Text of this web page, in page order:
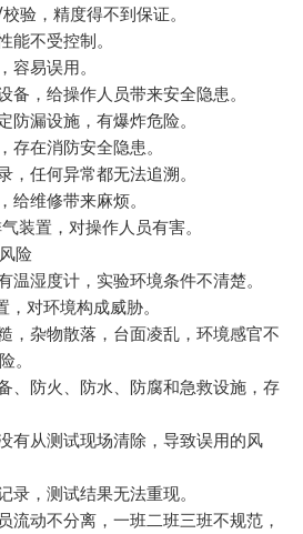
验，精度得不到保证。
不受控制。
易误用。
备，给操作人员带来安全隐患。
漏设施，有爆炸危险。
在消防安全隐患。
任何异常都无法追溯。
维修带来麻烦。
装置，对操作人员有害。
险
温湿度计，实验环境条件不清楚。
对环境构成威胁。
，杂物散落，台面凌乱，环境感官不
。
、防火、防水、防腐和急救设施，存
有从测试现场清除，导致误用的风
，测试结果无法重现。
流动不分离，一班二班三班不规范，